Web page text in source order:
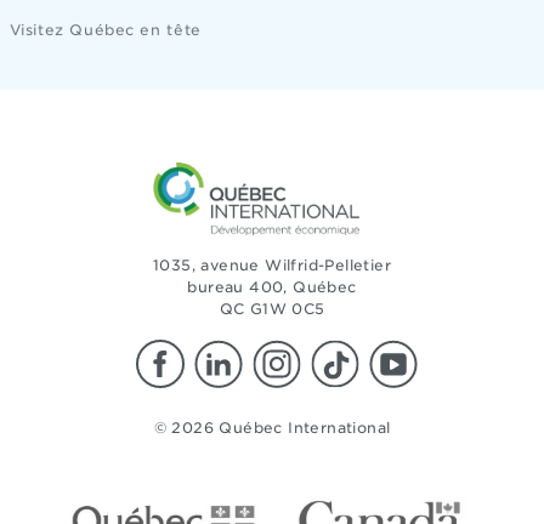
Visitez Québec en tête
1035, avenue Wilfrid-Pelletier
bureau 400, Québec
QC G1W 0C5
© 2026 Québec International